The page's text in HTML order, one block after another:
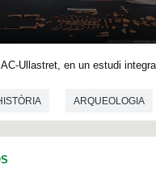
Ullastret, en un estudi
ARQUEOLOGIA